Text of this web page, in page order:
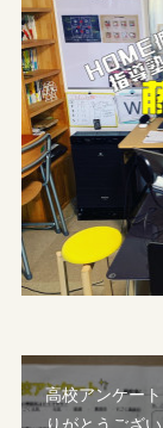
高校アンケー
りがとうござい